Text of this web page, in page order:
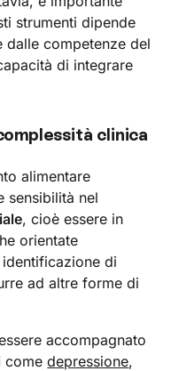
strumenti dipende
dalle competenze del
di integrare
clinica
alimentare
sensibilità nel
, cioè essere in
orientate
identificazione di
ad altre forme di
accompagnato
comedepressione,